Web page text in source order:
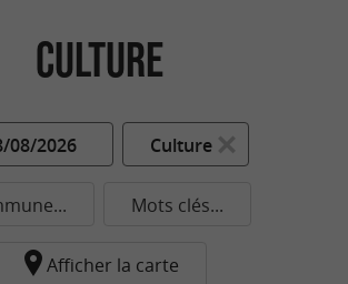
Culture
08/2026 Culture
Mots clés...
Afficher la carte